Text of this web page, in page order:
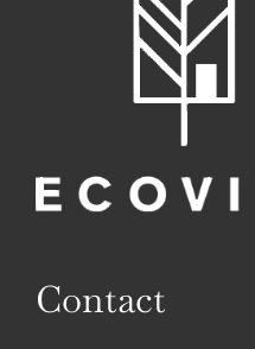
Contact